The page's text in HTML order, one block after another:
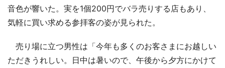
音色が響いた。実を1個200円でバラ売りする店もあり、
気軽に買い求める参拝客の姿が見られた。
売り場に立つ男性は「今年も多くのお客さまにお越しい
ただきうれしい。日中は暑いので、午後から夕方にかけて